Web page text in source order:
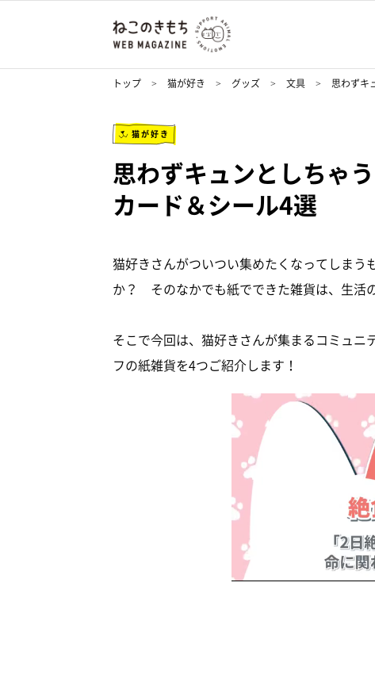
トップ 猫が好き グッズ 文具 思わずキ
猫が好き
思わずキュンとしちゃ
カード＆シール4選
猫好きさんがついつい集めたくなってしまう
か？ そのなかでも紙でできた雑貨は、生活
そこで今回は、猫好きさんが集まるコミュ
フの紙雑貨を4つご紹介します！